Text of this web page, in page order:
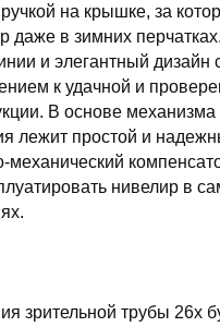
на крышке, за
даже в зимних перчатках.
и элегантный дизайн
к удачной и
В основе механизма
лежит простой и
механический
нивелир в
зрительной трубы 26x